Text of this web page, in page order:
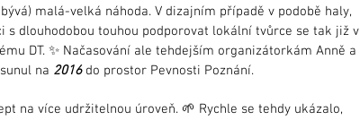
malá-velká náhoda. V dizajním případě v podobě haly,
s dlouhodobou touhou podporovat lokální tvůrce se tak již v
DT. ✨ Načasování ale tehdejším organizátorkám Anně a
na 2016do prostor Pevnosti Poznání.
na více udržitelnou úroveň. 🌱 Rychle se tehdy ukázalo,